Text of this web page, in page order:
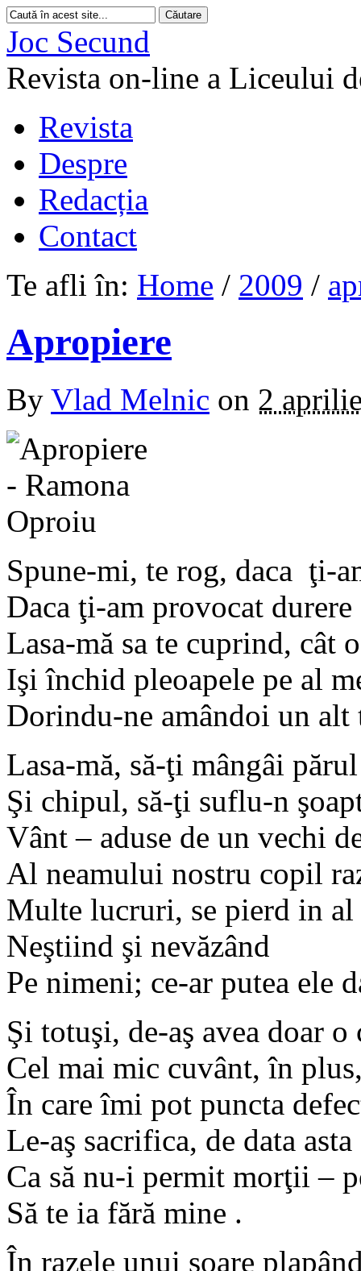
Joc Secund
Revista on-line a Liceului
Revista
Despre
Redacția
Contact
Te afli în: Home / 2009 /
Apropiere
By Vlad Melnic on 2
Spune-mi, te rog, daca ţi-
Daca ţi-am provocat
Lasa-mă sa te cuprind, cât
Işi închid pleoapele pe al
Dorindu-ne amândoi un
Lasa-mă, să-ţi mângâi părul
Şi chipul, să-ţi suflu-n
Vânt – aduse de un vechi
Al neamului nostru copil
Multe lucruri, se pierd in
Neştiind şi nevăzând
Pe nimeni; ce-ar putea ele
Şi totuşi, de-aş avea doar
Cel mai mic cuvânt, în
În care îmi pot puncta
Le-aş sacrifica, de data
Ca să nu-i permit morţii –
Să te ia fără mine .
În razele unui soare